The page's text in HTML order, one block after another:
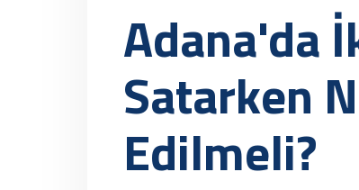
Adana'da
Satarken
Edilmeli?